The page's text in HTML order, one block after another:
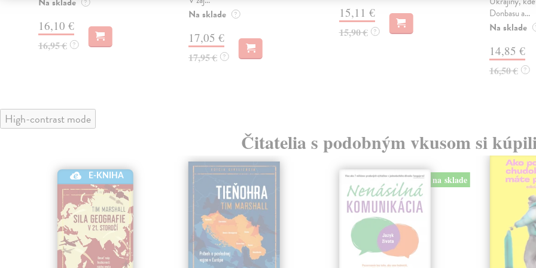
?
16,10 €
16,95 € ?
Na sklade ?
17,05 €
17,95 € ?
15,11 €
15,90 € ?
Donbasu a...
Na sklade
14,85 €
16,50 € ?
High-contrast mode
Čitatelia s podobným vkusom si
E-KNIHA na sklade